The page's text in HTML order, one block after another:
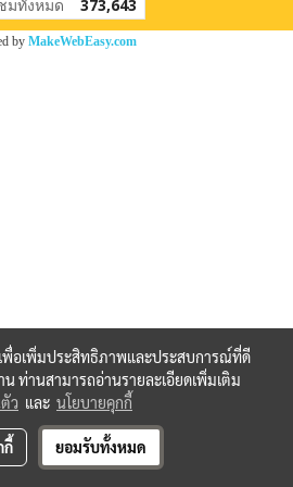
มทั้งหมด 373,643
by MakeWebEasy.com
พื่อเพิ่มประสิทธิภาพและประสบการณ์ที่ดี
น ท่านสามารถอ่านรายละเอียดเพิ่มเติม
ว และ นโยบายคุกกี้
กี้ ยอมรับทั้งหมด